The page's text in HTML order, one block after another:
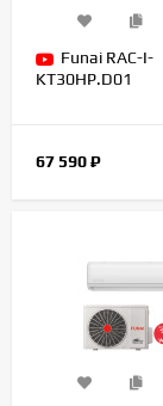
Funai RAC-I-
KT30HP.D01
67 590₽